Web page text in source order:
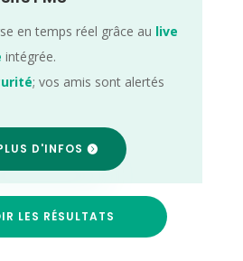
en temps réel grâce au live
intégrée.
; vos amis sont alertés
D'INFOS
LES RÉSULTATS